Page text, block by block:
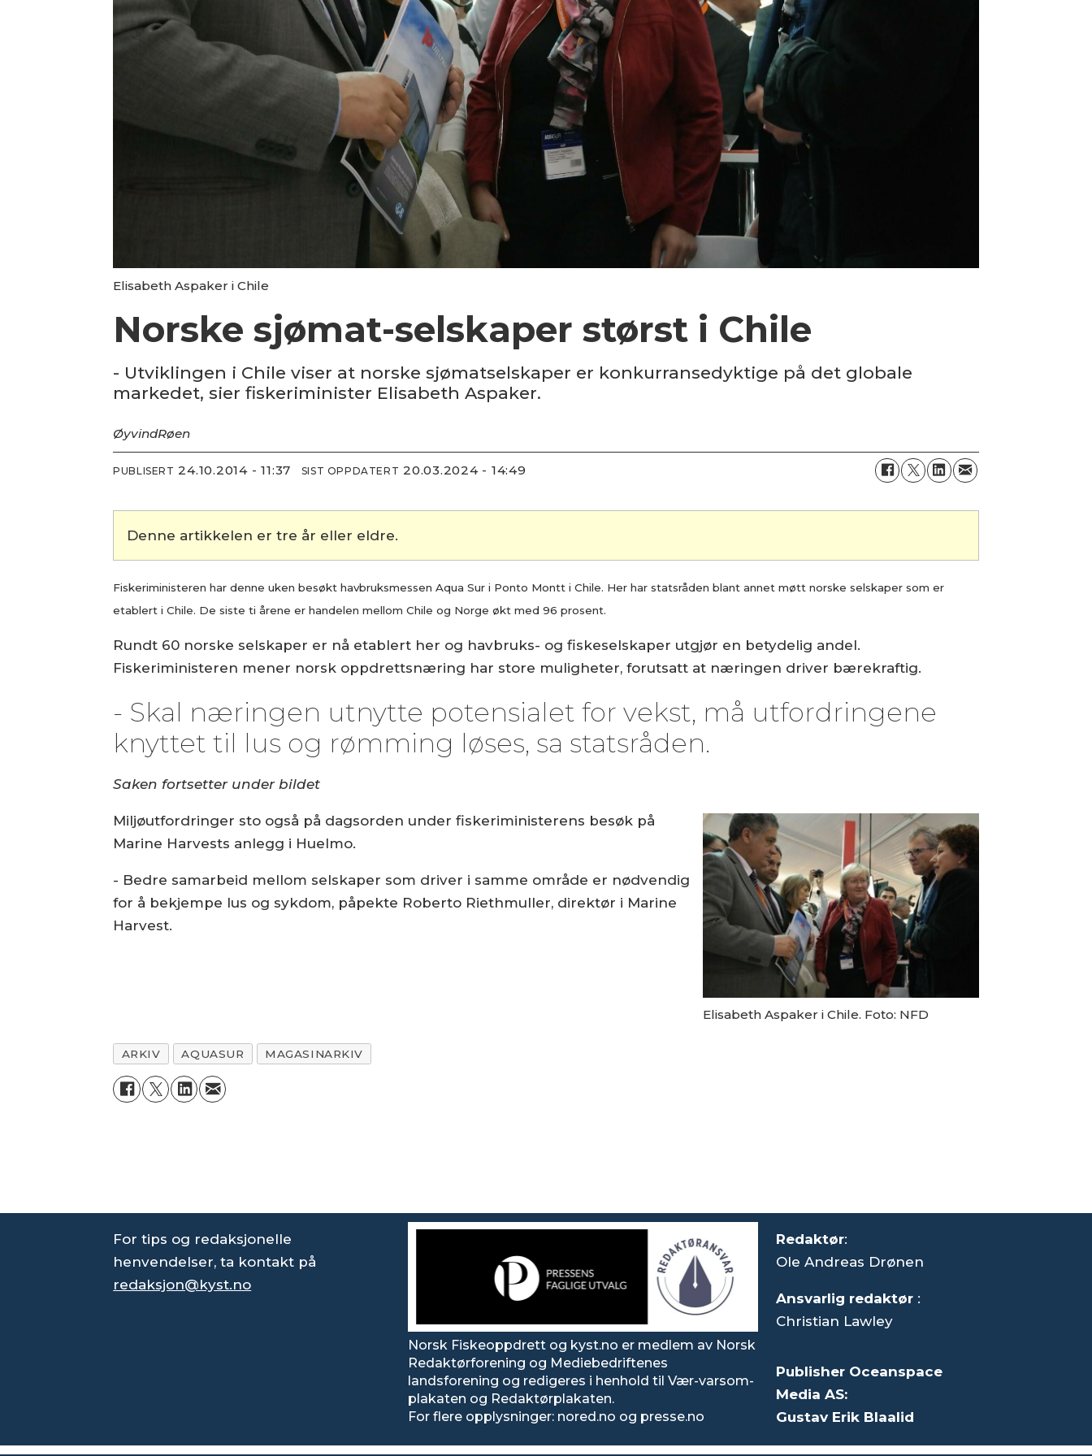
Elisabeth Aspaker i Chile
Norske sjømat-selskaper størst i Chile
- Utviklingen i Chile viser at norske sjømatselskaper er konkurransedyktige på det globale
markedet, sier fiskeriminister Elisabeth Aspaker.
ØyvindRøen
PUBLISERT 24.10.2014 - 11:37 SIST OPPDATERT 20.03.2024 - 14:49
Denne artikkelen er tre år eller eldre.
Fiskeriministeren har denne uken besøkt havbruksmessen Aqua Sur i Ponto Montt i Chile. Her har statsråden blant annet møtt norske selskaper som er
etablert i Chile. De siste ti årene er handelen mellom Chile og Norge økt med 96 prosent.
Rundt 60 norske selskaper er nå etablert her og havbruks- og fiskeselskaper utgjør en betydelig andel.
Fiskeriministeren mener norsk oppdrettsnæring har store muligheter, forutsatt at næringen driver bærekraftig.
- Skal næringen utnytte potensialet for vekst, må utfordringene
knyttet til lus og rømming løses, sa statsråden.
Saken fortsetter under bildet
Elisabeth Aspaker i Chile. Foto: NFD
Miljøutfordringer sto også på dagsorden under fiskeriministerens besøk på
Marine Harvests anlegg i Huelmo.
- Bedre samarbeid mellom selskaper som driver i samme område er nødvendig
for å bekjempe lus og sykdom, påpekte Roberto Riethmuller, direktør i Marine
Harvest.
ARKIV AQUASUR MAGASINARKIV
For tips og redaksjonelle
henvendelser, ta kontakt på
redaksjon@kyst.no
Norsk Fiskeoppdrett og kyst.no er medlem av Norsk
Redaktørforening og Mediebedriftenes
landsforening og redigeres i henhold til Vær-varsom-
plakaten og Redaktørplakaten.
For flere opplysninger: nored.no og presse.no
Redaktør:
Ole Andreas Drønen
Ansvarlig redaktør :
Christian Lawley
Publisher Oceanspace
Media AS:
Gustav Erik Blaalid